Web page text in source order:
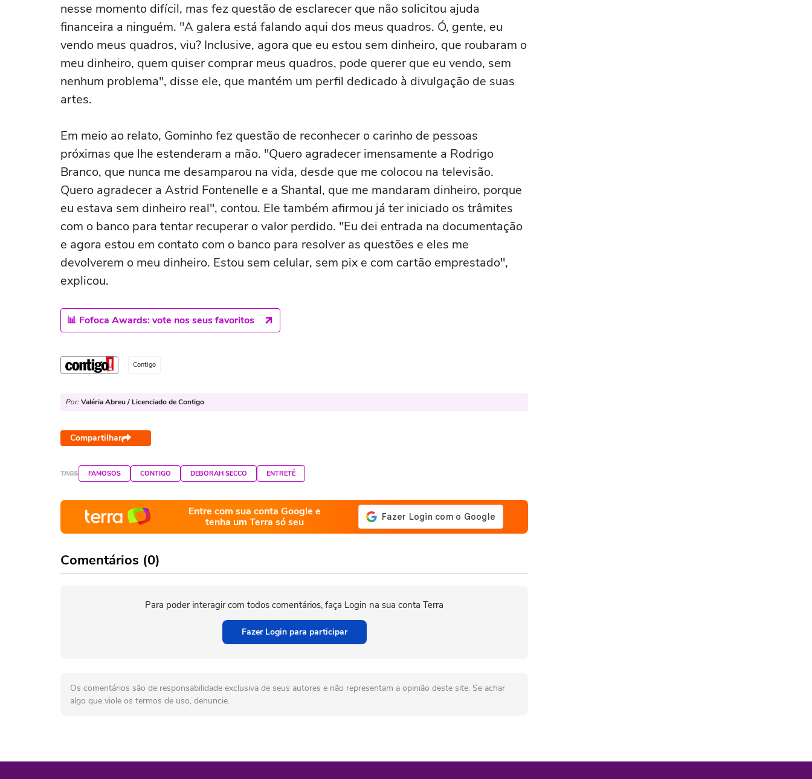
nesse momento difícil, mas fez questão de esclarecer que não solicitou ajuda
financeira a ninguém. "A galera está falando aqui dos meus quadros. Ó, gente, eu
vendo meus quadros, viu? Inclusive, agora que eu estou sem dinheiro, que roubaram o
meu dinheiro, quem quiser comprar meus quadros, pode querer que eu vendo, sem
nenhum problema", disse ele, que mantém um perfil dedicado à divulgação de suas
artes.
Em meio ao relato, Gominho fez questão de reconhecer o carinho de pessoas
próximas que lhe estenderam a mão. "Quero agradecer imensamente a Rodrigo
Branco, que nunca me desamparou na vida, desde que me colocou na televisão.
Quero agradecer a Astrid Fontenelle e a Shantal, que me mandaram dinheiro, porque
eu estava sem dinheiro real", contou. Ele também afirmou já ter iniciado os trâmites
com o banco para tentar recuperar o valor perdido. "Eu dei entrada na documentação
e agora estou em contato com o banco para resolver as questões e eles me
devolverem o meu dinheiro. Estou sem celular, sem pix e com cartão emprestado",
explicou.
📊 Fofoca Awards: vote nos seus favoritos
Contigo
Por: Valéria Abreu / Licenciado de Contigo
Compartilhar
TAGS FAMOSOS CONTIGO DEBORAH SECCO ENTRETÊ
Entre com sua conta Google e
tenha um Terra só seu
Comentários (0)
Para poder interagir com todos comentários, faça Login na sua conta Terra
Fazer Login para participar
Os comentários são de responsabilidade exclusiva de seus autores e não representam a opinião deste site. Se achar
algo que viole os termos de uso, denuncie.